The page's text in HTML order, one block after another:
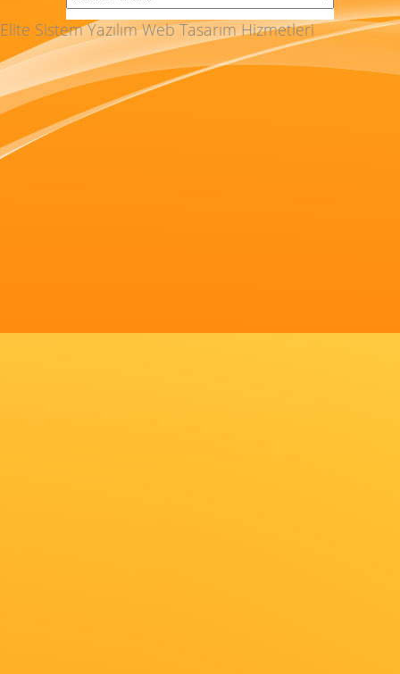
Elite Sistem Yazılım Web Tasarım Hizmetleri